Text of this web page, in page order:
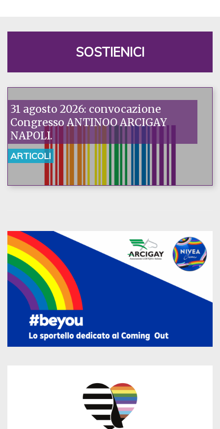
SOSTIENICI
31 agosto 2026: convocazione
Congresso ANTINOO ARCIGAY
NAPOLI.
ARTICOLI